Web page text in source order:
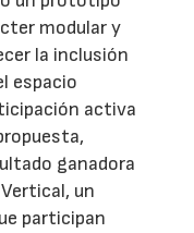
modular y
la inclusión
espacio
activa
ganadora
un
participan